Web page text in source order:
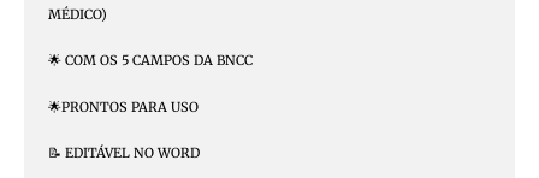
MÉDICO)
🌟 COM OS 5 CAMPOS DA BNCC
🌟PRONTOS PARA USO
📝 EDITÁVEL NO WORD